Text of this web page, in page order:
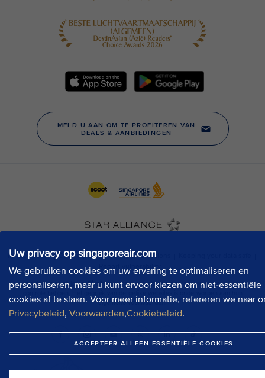
Uw privacy op singaporeair.com
We gebruiken cookies om uw ervaring te optimaliseren en
personaliseren, maar u kunt ervoor kiezen om niet-essentiële
cookies af te slaan. Voor meer informatie, refereren we naar
Privacybeleid, Voorwaarden,Cookiebeleid.
ACCEPTEER ALLEEN ESSENTIËLE COOKIES